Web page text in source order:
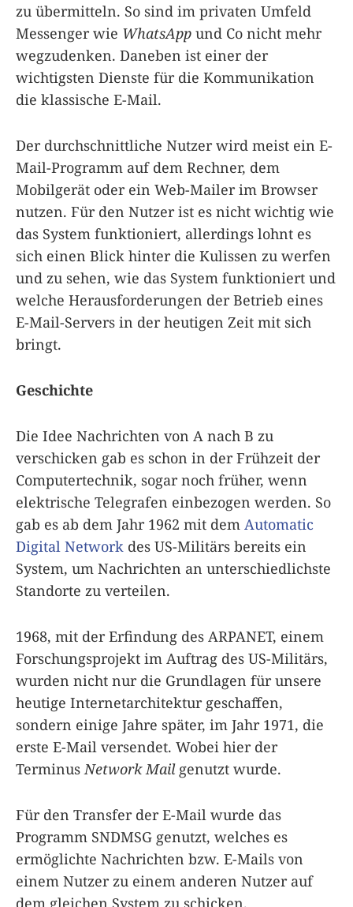
zu übermitteln. So sind im privaten Umfeld
Messenger wie WhatsApp und Co nicht mehr
wegzudenken. Daneben ist einer der
wichtigsten Dienste für die Kommunikation
die klassische E-Mail.
Der durchschnittliche Nutzer wird meist ein E-
Mail-Programm auf dem Rechner, dem
Mobilgerät oder ein Web-Mailer im Browser
nutzen. Für den Nutzer ist es nicht wichtig wie
das System funktioniert, allerdings lohnt es
sich einen Blick hinter die Kulissen zu werfen
und zu sehen, wie das System funktioniert und
welche Herausforderungen der Betrieb eines
E-Mail-Servers in der heutigen Zeit mit sich
bringt.
Geschichte
Die Idee Nachrichten von A nach B zu
verschicken gab es schon in der Frühzeit der
Computertechnik, sogar noch früher, wenn
elektrische Telegrafen einbezogen werden. So
gab es ab dem Jahr 1962 mit dem Automatic
Digital Network des US-Militärs bereits ein
System, um Nachrichten an unterschiedlichste
Standorte zu verteilen.
1968, mit der Erfindung des ARPANET, einem
Forschungsprojekt im Auftrag des US-Militärs,
wurden nicht nur die Grundlagen für unsere
heutige Internetarchitektur geschaffen,
sondern einige Jahre später, im Jahr 1971, die
erste E-Mail versendet. Wobei hier der
Terminus Network Mailgenutzt wurde.
Für den Transfer der E-Mail wurde das
Programm SNDMSG genutzt, welches es
ermöglichte Nachrichten bzw. E-Mails von
einem Nutzer zu einem anderen Nutzer auf
dem gleichen System zu schicken.